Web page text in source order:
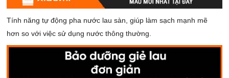
Tính năng tự động pha nước lau sàn, giúp làm sạch mạnh mẽ
hơn so với việc sử dụng nước thông thường.